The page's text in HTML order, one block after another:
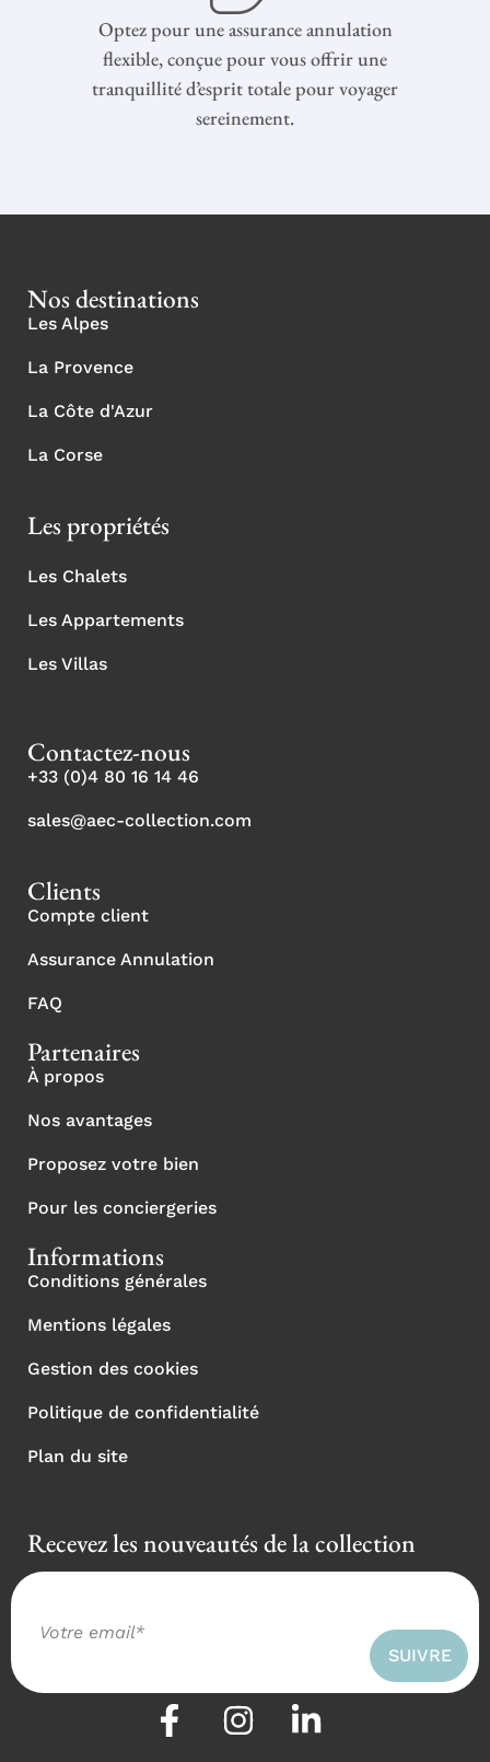
Optez pour une assurance annulation
flexible, conçue pour vous offrir une
tranquillité d’esprit totale pour voyager
sereinement.
Nos destinations
Les Alpes
La Provence
La Côte d'Azur
La Corse
Les propriétés
Les Chalets
Les Appartements
Les Villas
Contactez-nous
+33 (0)4 80 16 14 46
sales@aec-collection.com
Clients
Compte client
Assurance Annulation
FAQ
Partenaires
À propos
Nos avantages
Proposez votre bien
Pour les conciergeries
Informations
Conditions générales
Mentions légales
Gestion des cookies
Politique de confidentialité
Plan du site
Recevez les nouveautés de la collection